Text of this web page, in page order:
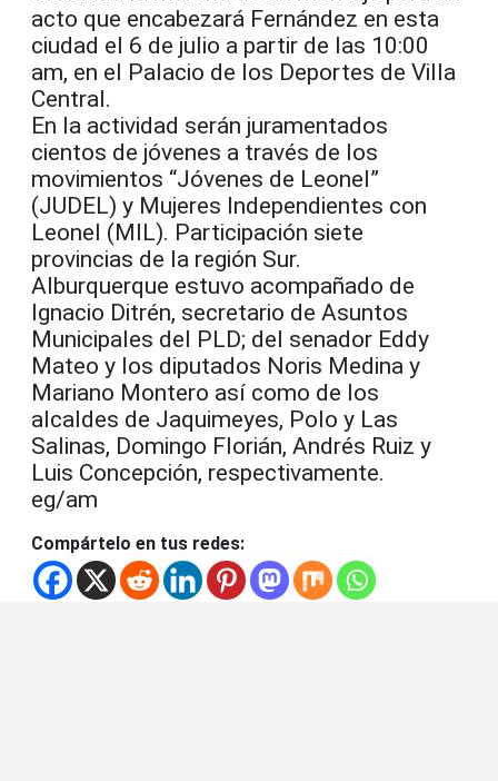
acto que encabezará Fernández en esta
ciudad el 6 de julio a partir de las 10:00
am, en el Palacio de los Deportes de Villa
Central.
En la actividad serán juramentados
cientos de jóvenes a través de los
movimientos “Jóvenes de Leonel”
(JUDEL) y Mujeres Independientes con
Leonel (MIL). Participación siete
provincias de la región Sur.
Alburquerque estuvo acompañado de
Ignacio Ditrén, secretario de Asuntos
Municipales del PLD; del senador Eddy
Mateo y los diputados Noris Medina y
Mariano Montero así como de los
alcaldes de Jaquimeyes, Polo y Las
Salinas, Domingo Florián, Andrés Ruiz y
Luis Concepción, respectivamente.
eg/am
Compártelo en tus redes: